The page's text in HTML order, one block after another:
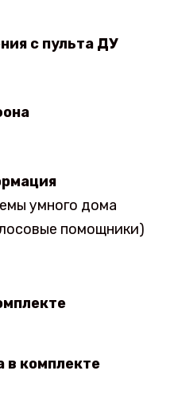
с пульта ДУ
умного дома
помощники)
в комплекте